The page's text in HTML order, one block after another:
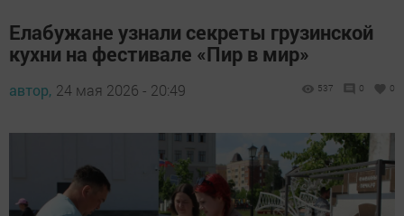
Елабужане узнали секреты грузинской
кухни на фестивале «Пир в мир»
автор, 24 мая 2026 - 20:49 537 0 0